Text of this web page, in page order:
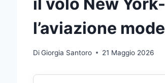
l’aviazione
DiGiorgia Santoro 21 Maggio 2026